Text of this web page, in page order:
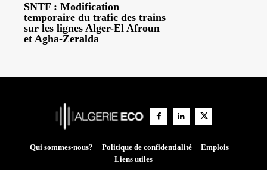
SNTF : Modification
temporaire du trafic des trains
sur les lignes Alger-El Afroun
et Agha-Zeralda
Qui sommes-nous? Politique de confidentialité
Emplois
Liens utiles